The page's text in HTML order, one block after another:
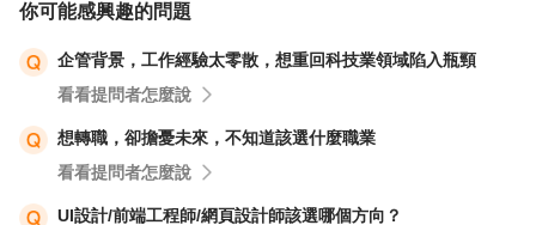
你可能感興趣的問題
企管背景，工作經驗太零散，想重回科技業領域陷入瓶頸
看看提問者怎麼說
想轉職，卻擔憂未來，不知道該選什麼職業
看看提問者怎麼說
UI設計/前端工程師/網頁設計師該選哪個方向？